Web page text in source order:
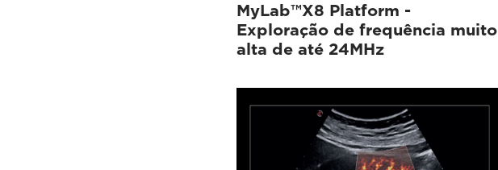
MyLab™X8 Platform -
Exploração de frequência muito
alta de até 24MHz